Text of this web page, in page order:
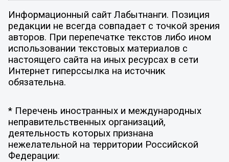
Информационный сайт Лабытнанги. Позиция
редакции не всегда совпадает с точкой зрения
авторов. При перепечатке текстов либо ином
использовании текстовых материалов с
настоящего сайта на иных ресурсах в сети
Интернет гиперссылка на источник
обязательна.
* Перечень иностранных и международных
неправительственных организаций,
деятельность которых признана
нежелательной на территории Российской
Федерации: